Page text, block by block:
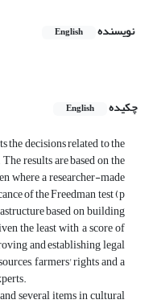
نویسنده English
چکیده
English
the decisions related to the
results are based on the
where a researcher-made
of the Freedman test (p
based on building
the least with a score of
and establishing legal
farmers' rights and a
several items in cultural